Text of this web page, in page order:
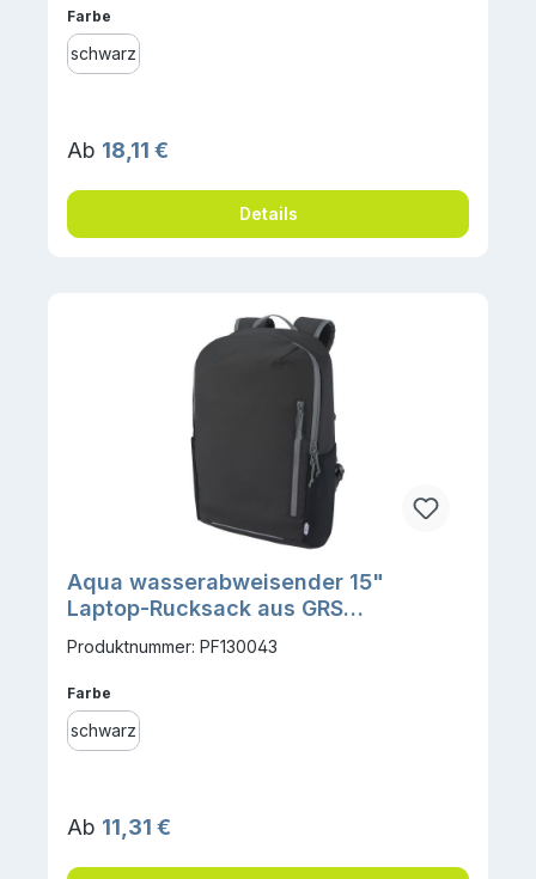
Farbe
schwarz
Regulärer Preis:
Ab 18,11 €
Details
Aqua wasserabweisender 15"
Laptop-Rucksack aus GRS
Recyclingmaterial 21 L
Produktnummer: PF130043
Farbe
schwarz
Regulärer Preis:
Ab 11,31 €